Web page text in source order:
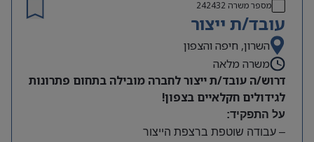
שעות נוספות לפי צורך
תנאים:
סיבוס
קרן השתלמות
מספר משרה 242432
עובד/ת ייצור
השרון, חיפה והצפון
משרה מלאה
דרוש/ה עובד/ת ייצור לחברה מובילה בתחום פתרונות
לגידולים חקלאיים בצפון!
על התפקיד:
– עבודה שוטפת ברצפת הייצור